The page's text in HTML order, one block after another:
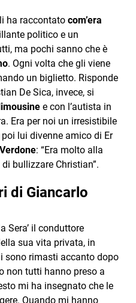
ha raccontato com’era
politico e un
ma pochi sanno che è
. Ogni volta che gli viene
un biglietto. Risponde
De Sica, invece, si
e con l’autista in
Era per noi un irresistibile
lui divenne amico di Er
: “Era molto alla
bullizzare Christian”.
di Giancarlo
Sera’ il conduttore
sua vita privata, in
sono rimasti accanto dopo
non tutti hanno preso a
mi ha insegnato che le
Quando mi hanno